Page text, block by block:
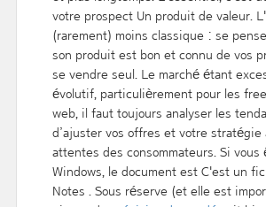
votre prospect Un produit de valeur.
(rarement) moins classique : se
son produit est bon et connu de vos
se vendre seul. Le marché étant
évolutif, particulièrement pour les
web, il faut toujours analyser les
d’ajuster vos offres et votre stratégie
attentes des consommateurs. Si vous
Windows, le document est C'est un
Notes . Sous réserve (et elle est